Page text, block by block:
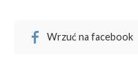
Wrzuć na facebook